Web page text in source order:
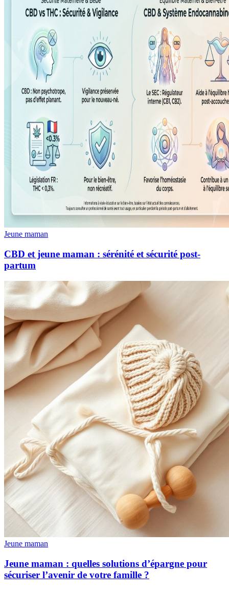
Jeune maman
CBD et jeune maman : sérénité et sécurité post-
partum
Jeune maman
Jeune maman : quelles solutions d’épargne pour
sécuriser l’avenir de votre famille ?